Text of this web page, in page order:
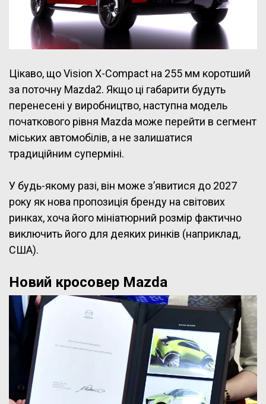
Цікаво, що Vision X-Compact на 255 мм коротший
за поточну Mazda2. Якщо ці габарити будуть
перенесені у виробництво, наступна модель
початкового рівня Mazda може перейти в сегмент
міських автомобілів, а не залишатися
традиційним суперміні.
У будь-якому разі, він може з’явитися до 2027
року як нова пропозиція бренду на світових
ринках, хоча його мініатюрний розмір фактично
виключить його для деяких ринків (наприклад,
США).
Новий кросовер Mazda